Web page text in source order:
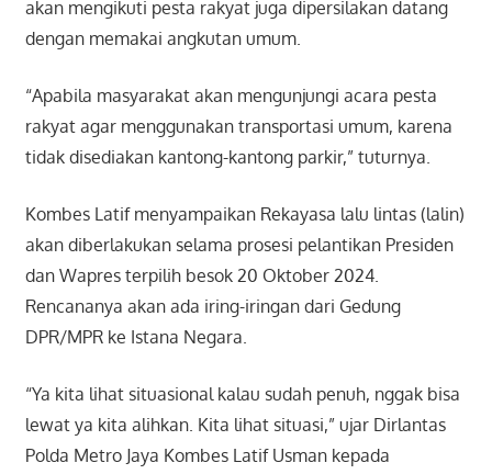
akan mengikuti pesta rakyat juga dipersilakan datang
dengan memakai angkutan umum.
“Apabila masyarakat akan mengunjungi acara pesta
rakyat agar menggunakan transportasi umum, karena
tidak disediakan kantong-kantong parkir,” tuturnya.
Kombes Latif menyampaikan Rekayasa lalu lintas (lalin)
akan diberlakukan selama prosesi pelantikan Presiden
dan Wapres terpilih besok 20 Oktober 2024.
Rencananya akan ada iring-iringan dari Gedung
DPR/MPR ke Istana Negara.
“Ya kita lihat situasional kalau sudah penuh, nggak bisa
lewat ya kita alihkan. Kita lihat situasi,” ujar Dirlantas
Polda Metro Jaya Kombes Latif Usman kepada